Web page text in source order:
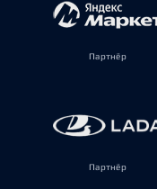
Партнёр
Партнёр